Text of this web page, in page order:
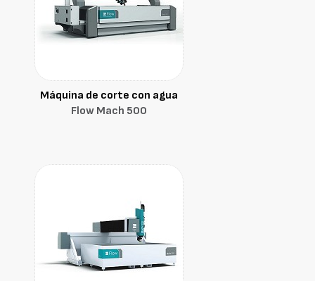
Máquina de corte con agua
Flow Mach 500